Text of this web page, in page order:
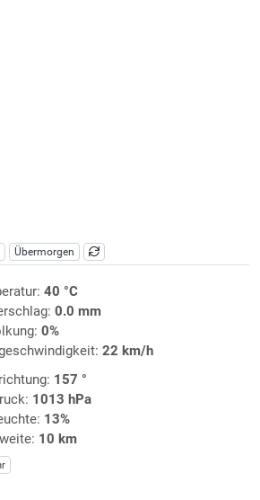
Übermorgen
40 °C
0.0 mm
0%
22 km/h
157 °
1013 hPa
13%
10 km